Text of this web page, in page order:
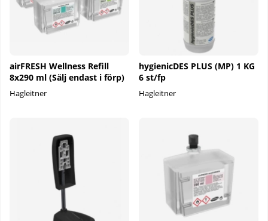
airFRESH Wellness Refill
8x290 ml (Sälj endast i förp)
Hagleitner
hygienicDES PLUS (MP) 1 KG
6 st/fp
Hagleitner